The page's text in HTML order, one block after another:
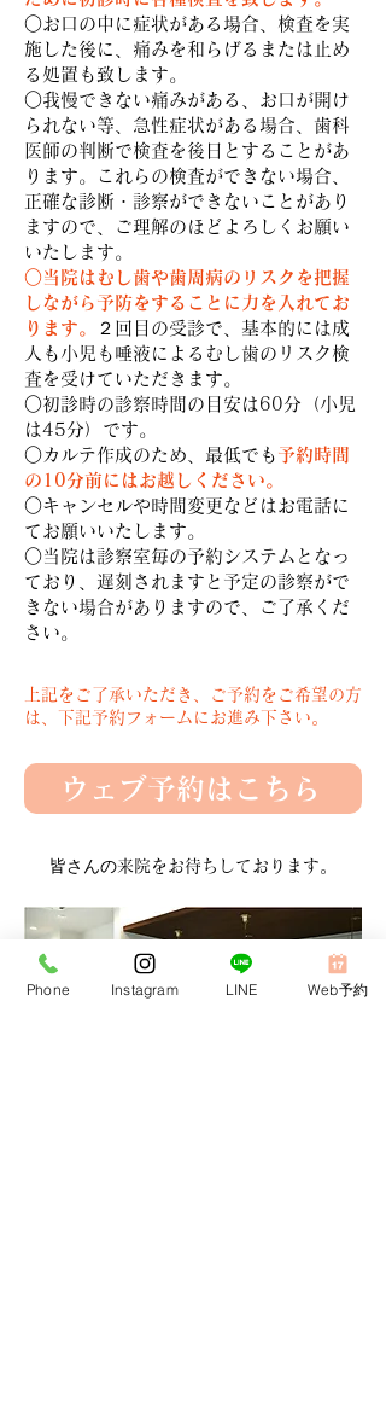
○お口の中に症状がある場合、検査を実
施した後に、痛みを和らげるまたは止め
る処置も致します。
○我慢できない痛みがある、お口が開け
られない等、急性症状がある場合、歯科
医師の判断で検査を後日とすることがあ
ります。これらの検査ができない場合、
正確な診断・診察ができないことがあり
ますので、ご理解のほどよろしくお願い
いたします。
○当院はむし歯や歯周病のリスクを把握
しながら予防をすることに力を入れてお
ります。
２回目の受診で、基本的には成
人も小児も唾液によるむし歯のリスク検
査を受けていただきます。
○初診時の診察時間の目安は60分（小児
は45分）です。
○カルテ作成のため、最低でも 予約時間
の10分前にはお越しください。
○キャンセルや時間変更などはお電話に
てお願いいたします。
○当院は診察室毎の予約システムとなっ
ており、遅刻されますと予定の診察がで
きない場合がありますので、ご了承くだ
さい。
上記をご了承いただき、ご予約をご希望の方
は、下記予約フォームにお進み下さい。
ウェブ予約はこちら
​皆さんの来院をお待ちしております。
Phone Instagram LINE Web予約